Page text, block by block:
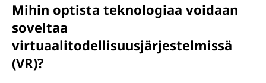
Mihin optista teknologiaa voidaan
soveltaa
virtuaalitodellisuusjärjestelmissä
(VR)?